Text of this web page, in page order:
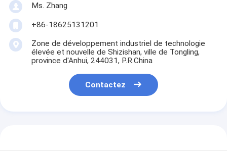
Ms. Zhang
+86-18625131201
Zone de développement industriel de technologie
élevée et nouvelle de Shizishan, ville de Tongling,
province d'Anhui, 244031, P.R.China
Contactez